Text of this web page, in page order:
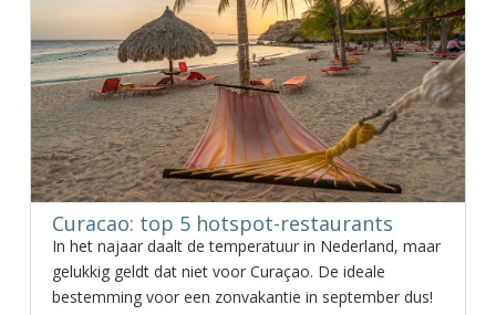
Curacao: top 5 hotspot-restaurants
In het najaar daalt de temperatuur in Nederland, maar
gelukkig geldt dat niet voor Curaçao. De ideale
bestemming voor een zonvakantie in september dus!